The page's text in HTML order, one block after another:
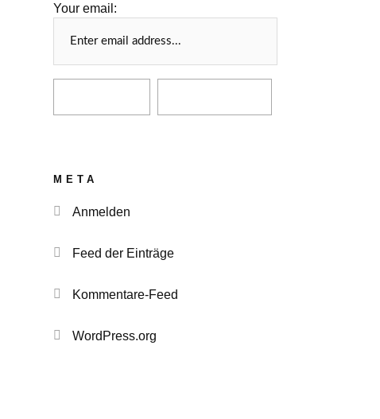
Your email:
META
Anmelden
Feed der Einträge
Kommentare-Feed
WordPress.org